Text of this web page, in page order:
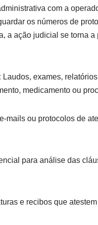
com a
os números de
a ação judicial se torna
Laudos, exames,
medicamento ou
mails ou protocolos de
para análise das
e recibos que